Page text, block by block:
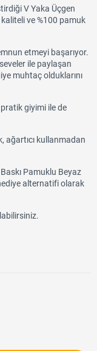
V Yaka Üçgen
ve %100 pamuk
etmeyi başarıyor.
ile paylaşan
muhtaç olduklarını
giyimi ile de
ağartıcı kullanmadan
Pamuklu Beyaz
alternatifi olarak